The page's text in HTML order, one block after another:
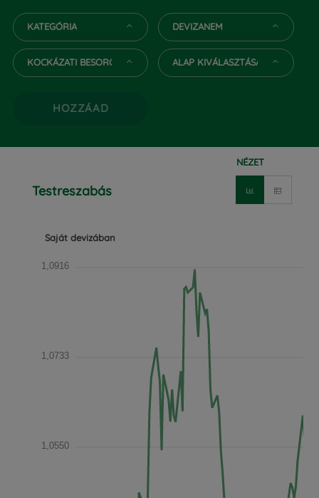
KATEGÓRIA DEVIZANEM
KOCKÁZATI BESOROLÁS ALAP KIVÁLASZTÁSA
HOZZÁAD
Testreszabás
NÉZET
Saját devizában
1,0916
1,0733
1,0550